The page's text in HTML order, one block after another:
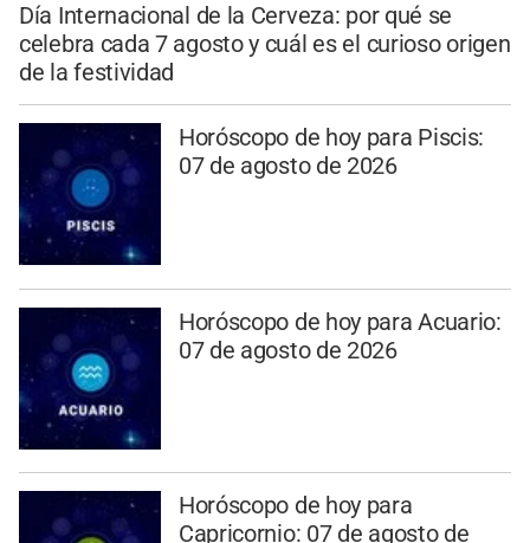
Día Internacional de la Cerveza: por qué se
celebra cada 7 agosto y cuál es el curioso origen
de la festividad
Horóscopo de hoy para Piscis:
07 de agosto de 2026
Horóscopo de hoy para Acuario:
07 de agosto de 2026
Horóscopo de hoy para
Capricornio: 07 de agosto de